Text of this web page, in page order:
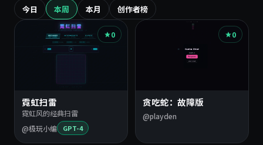
今日 本周 本月 创作者榜
0
霓虹扫雷
霓虹风的经典扫雷
@极玩小编
GPT-4
0
贪吃蛇：故障版
@playden